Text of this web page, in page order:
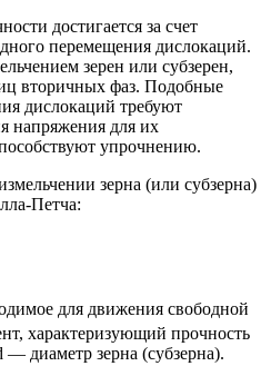
достигается за счет
перемещения дислокаций.
зерен или субзерен,
вторичных фаз. Подобные
дислокаций требуют
напряжения для их
упрочнению.
зерна (или субзерна)
Петча:
для движения свободной
характеризующий прочность
диаметр зерна (субзерна).